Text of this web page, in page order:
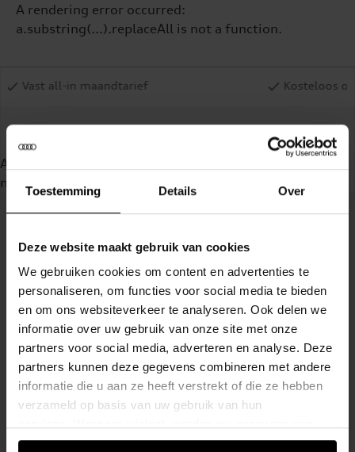
Toestemming Details Over
Deze website maakt gebruik van cookies
We gebruiken cookies om content en advertenties te
personaliseren, om functies voor social media te bieden
en om ons websiteverkeer te analyseren. Ook delen we
informatie over uw gebruik van onze site met onze
partners voor social media, adverteren en analyse. Deze
partners kunnen deze gegevens combineren met andere
informatie die u aan ze heeft verstrekt of die ze hebben
verzameld op basis van uw gebruik van hun
verschillende apparaten of browsers samengevoegd via
A rendering error occurred:
a.substring(...).replaceAll is not a function.
Kosteloos opzegbaar bij
A rendering error occurred:
not a function